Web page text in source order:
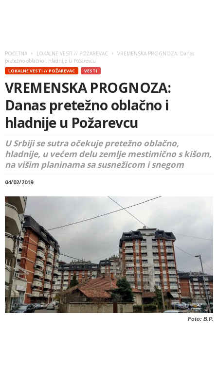
POČETNA LOKALNE VESTI // POŽAREVAC
VREMENSKA PROGNOZA: Danas
pretežno oblačno i hladnije u Požarevcu
LOKALNE VESTI // POŽAREVAC VESTI
VREMENSKA PROGNOZA:
Danas pretežno oblačno i
hladnije u Požarevcu
U Srbiji se sutra očekuje pretežno oblačno,
hladnije, u većem delu zemlje mestimično s kišom,
na višim planinama sa susnežicom i snegom
04/02/2019
Foto: B.P.